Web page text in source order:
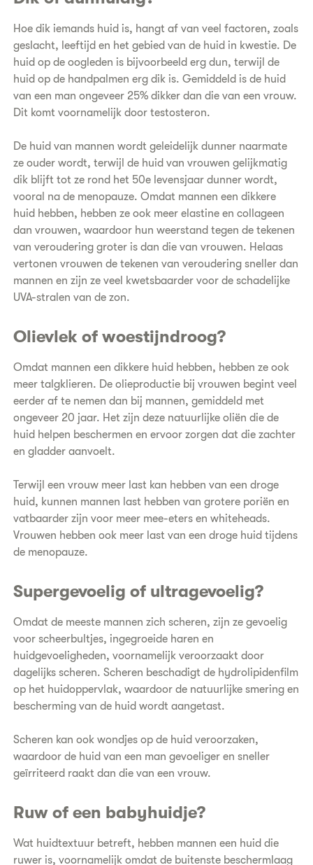
Hoe dik iemands huid is, hangt af van veel factoren, zoals
geslacht, leeftijd en het gebied van de huid in kwestie. De
huid op de oogleden is bijvoorbeeld erg dun, terwijl de
huid op de handpalmen erg dik is. Gemiddeld is de huid
van een man ongeveer 25% dikker dan die van een vrouw.
Dit komt voornamelijk door testosteron.
De huid van mannen wordt geleidelijk dunner naarmate
ze ouder wordt, terwijl de huid van vrouwen gelijkmatig
dik blijft tot ze rond het 50e levensjaar dunner wordt,
vooral na de menopauze. Omdat mannen een dikkere
huid hebben, hebben ze ook meer elastine en collageen
dan vrouwen, waardoor hun weerstand tegen de tekenen
van veroudering groter is dan die van vrouwen. Helaas
vertonen vrouwen de tekenen van veroudering sneller dan
mannen en zijn ze veel kwetsbaarder voor de schadelijke
UVA-stralen van de zon.
Olievlek of woestijndroog?
Omdat mannen een dikkere huid hebben, hebben ze ook
meer talgklieren. De olieproductie bij vrouwen begint veel
eerder af te nemen dan bij mannen, gemiddeld met
ongeveer 20 jaar. Het zijn deze natuurlijke oliën die de
huid helpen beschermen en ervoor zorgen dat die zachter
en gladder aanvoelt.
Terwijl een vrouw meer last kan hebben van een droge
huid, kunnen mannen last hebben van grotere poriën en
vatbaarder zijn voor meer mee-eters en whiteheads.
Vrouwen hebben ook meer last van een droge huid tijdens
de menopauze.
Supergevoelig of ultragevoelig?
Omdat de meeste mannen zich scheren, zijn ze gevoelig
voor scheerbultjes, ingegroeide haren en
huidgevoeligheden, voornamelijk veroorzaakt door
dagelijks scheren. Scheren beschadigt de hydrolipidenfilm
op het huidoppervlak, waardoor de natuurlijke smering en
bescherming van de huid wordt aangetast.
Scheren kan ook wondjes op de huid veroorzaken,
waardoor de huid van een man gevoeliger en sneller
geïrriteerd raakt dan die van een vrouw.
Ruw of een babyhuidje?
Wat huidtextuur betreft, hebben mannen een huid die
ruwer is, voornamelijk omdat de buitenste beschermlaag